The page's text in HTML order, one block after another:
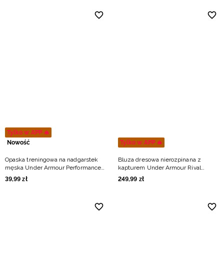
Tylko w APP 🔥
Nowość
Opaska treningowa na nadgarstek
męska Under Armour Performance
Wristbands - czarna
39,99 zł
Tylko w APP 🔥
Bluza dresowa nierozpinana z
kapturem Under Armour Rival
Lightweight męska - niebieska
249,99 zł